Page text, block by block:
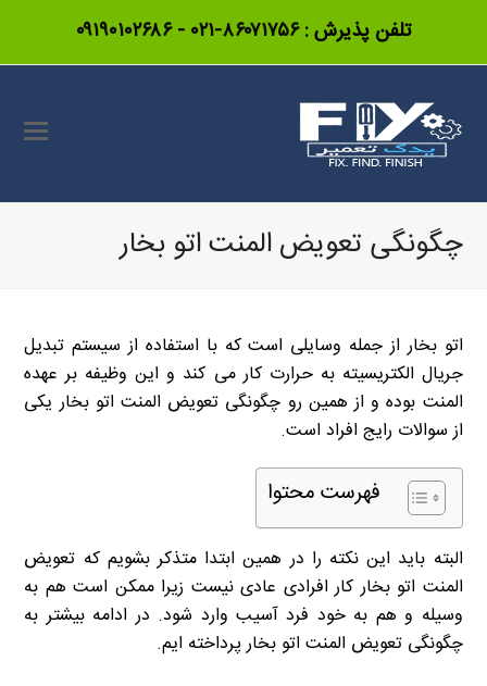
تلفن پذیرش :۸۶۰۷۱۷۵۶-۰۲۱ -۰۹۱۹۰۱۰۲۶۸۶
چگونگی تعویض المنت اتو بخار
اتو بخار از جمله وسایلی است که با استفاده از سیستم تبدیل
جریال الکتریسیته به حرارت کار می کند و این وظیفه بر عهده
المنت بوده و از همین رو چگونگی تعویض المنت اتو بخار یکی
از سوالات رایج افراد است.
فهرست محتوا
البته باید این نکته را در همین ابتدا متذکر بشویم که تعویض
المنت اتو بخار کار افرادی عادی نیست زیرا ممکن است هم به
وسیله و هم به خود فرد آسیب وارد شود. در ادامه بیشتر به
چگونگی تعویض المنت اتو بخار پرداخته ایم.